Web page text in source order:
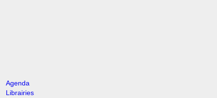
Agenda
Librairies